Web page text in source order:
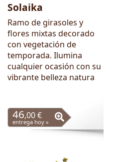
Solaika
Ramo de girasoles y
flores mixtas decorado
con vegetación de
temporada. Ilumina
cualquier ocasión con su
vibrante belleza natura
46,00 €
entrega hoy »